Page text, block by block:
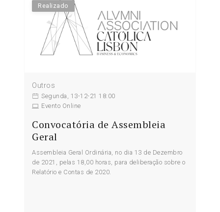
Realizado
Outros
Segunda, 13-12-21 18:00
Evento Online
Convocatória de Assembleia
Geral
Assembleia Geral Ordinária, no dia 13 de Dezembro
de 2021, pelas 18,00 horas, para deliberação sobre o
Relatório e Contas de 2020.